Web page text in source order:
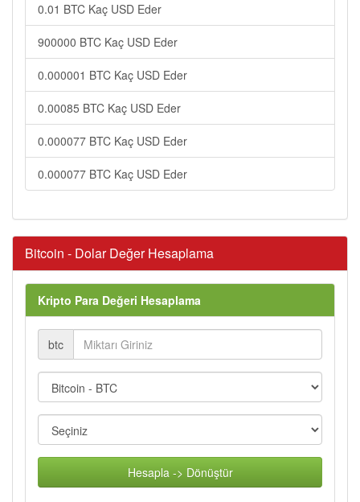
0.01 BTC Kaç USD Eder
900000 BTC Kaç USD Eder
0.000001 BTC Kaç USD Eder
0.00085 BTC Kaç USD Eder
0.000077 BTC Kaç USD Eder
0.000077 BTC Kaç USD Eder
Bitcoin - Dolar Değer Hesaplama
Kripto Para Değeri Hesaplama
btc
Hesapla -> Dönüştür